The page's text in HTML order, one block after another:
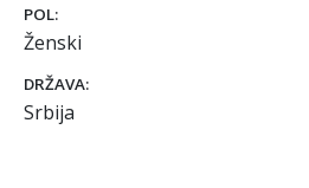
POL:
Ženski
DRŽAVA:
Srbija